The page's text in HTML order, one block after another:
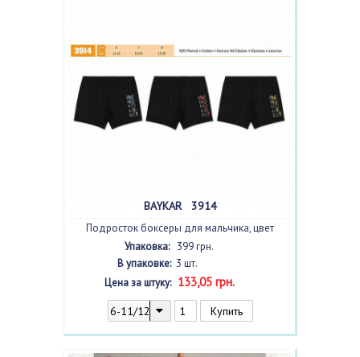
BAYKAR 3914
Подросток боксеры для мальчика, цвет
ассортис фото, 3 шт.
Упаковка: 399 грн.
В упаковке:3 шт.
Цена за штуку:133,05 грн.